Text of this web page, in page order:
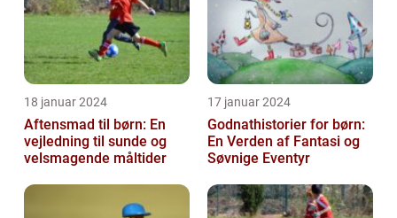
18 januar 2024
Aftensmad til børn: En
vejledning til sunde og
velsmagende måltider
17 januar 2024
Godnathistorier for børn:
En Verden af Fantasi og
Søvnige Eventyr